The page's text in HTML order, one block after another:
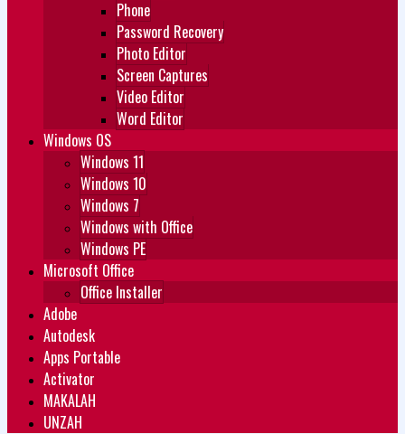
Phone
Password Recovery
Photo Editor
Screen Captures
Video Editor
Word Editor
Windows OS
Windows 11
Windows 10
Windows 7
Windows with Office
Windows PE
Microsoft Office
Office Installer
Adobe
Autodesk
Apps Portable
Activator
MAKALAH
UNZAH